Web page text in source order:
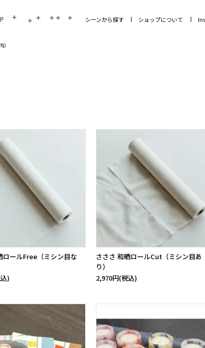
シーンから探す ショップについて
ロールFree（ミシン目な
)
さささ 和晒ロールCut（ミシン目あ
り）
2,970円(税込)